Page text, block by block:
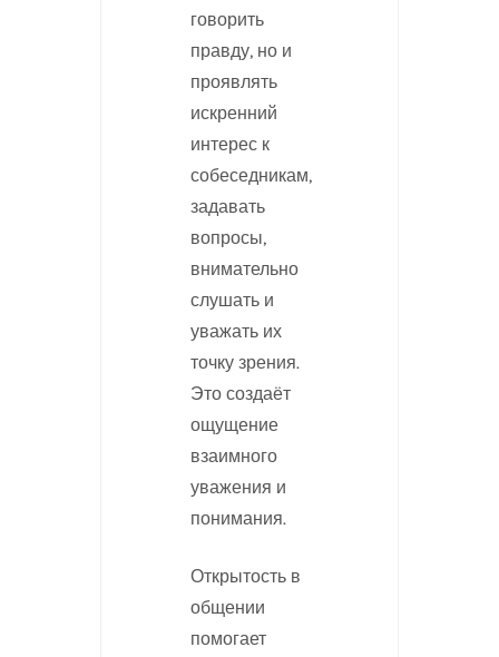
говорить
правду, но и
проявлять
искренний
интерес к
собеседникам,
задавать
вопросы,
внимательно
слушать и
уважать их
точку зрения.
Это создаёт
ощущение
взаимного
уважения и
понимания.
Открытость в
общении
помогает